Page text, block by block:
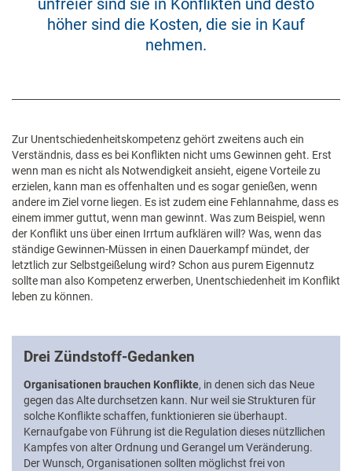
unfreier sind sie in Konflikten und desto
höher sind die Kosten, die sie in Kauf
nehmen.
Zur Unentschiedenheitskompetenz gehört zweitens auch ein
Verständnis, dass es bei Konflikten nicht ums Gewinnen geht. Erst
wenn man es nicht als Notwendigkeit ansieht, eigene Vorteile zu
erzielen, kann man es offenhalten und es sogar genießen, wenn
andere im Ziel vorne liegen. Es ist zudem eine Fehlannahme, dass es
einem immer guttut, wenn man gewinnt. Was zum Beispiel, wenn
der Konflikt uns über einen Irrtum aufklären will? Was, wenn das
ständige Gewinnen-Müssen in einen Dauerkampf mündet, der
letztlich zur Selbstgeißelung wird? Schon aus purem Eigennutz
sollte man also Kompetenz erwerben, Unentschiedenheit im Konflikt
leben zu können.
Drei Zündstoff-Gedanken
Organisationen brauchen Konflikte, in denen sich das Neue
gegen das Alte durchsetzen kann. Nur weil sie Strukturen für
solche Konflikte schaffen, funktionieren sie überhaupt.
Kernaufgabe von Führung ist die Regulation dieses nützllichen
Kampfes von alter Ordnung und Gerangel um Veränderung.
Der Wunsch, Organisationen sollten möglichst frei von